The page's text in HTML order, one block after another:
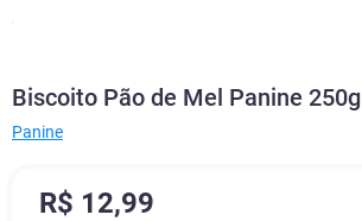
Biscoito Pão de Mel Panine 250g
Panine
R$ 12,99